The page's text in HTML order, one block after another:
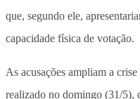
que, segundo ele,
capacidade física de votação.
As acusações ampliam a
realizado no domingo (31/5),